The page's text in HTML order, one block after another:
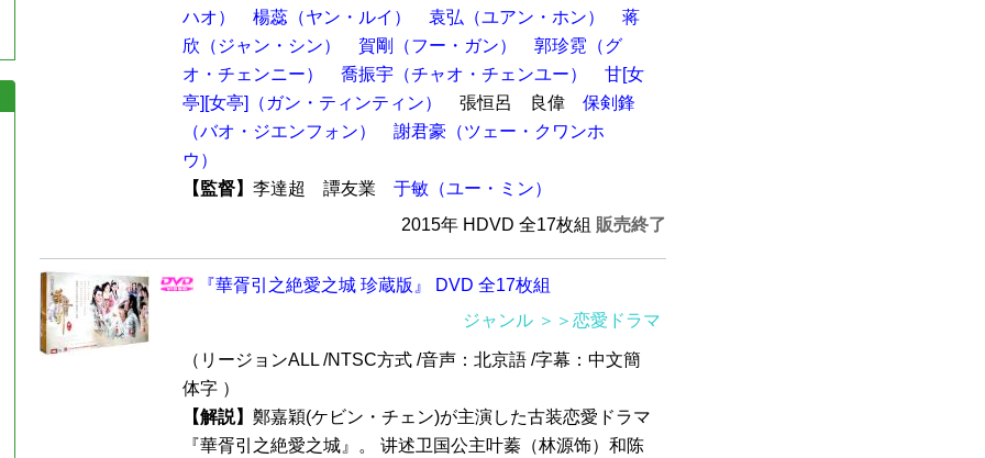
ハオ）
楊蕊（ヤン・ルイ） 袁弘（ユアン・ホン）
蒋
欣（ジャン・シン）
賀剛（フー・ガン）
郭珍霓（グ
オ・チェンニー）
喬振宇（チャオ・チェンユー）
甘[女
亭][女亭]（ガン・ティンティン）
張恒呂 良偉 保剣鋒
（バオ・ジエンフォン）
謝君豪（ツェー・クワンホ
ウ）
【監督】 李達超 譚友業 于敏（ユー・ミン）
2015年 HDVD 全17枚組 販売終了
『華胥引之絶愛之城 珍蔵版』 DVD 全17枚組
ジャンル ＞＞恋愛ドラマ
（リージョンALL /NTSC方式 /音声：北京語 /字幕：中文簡
体字 ）
【解説】 鄭嘉穎(ケビン・チェン)が主演した古装恋愛ドラマ
『華胥引之絶愛之城』。 讲述卫国公主叶蓁（林源饰）和陈